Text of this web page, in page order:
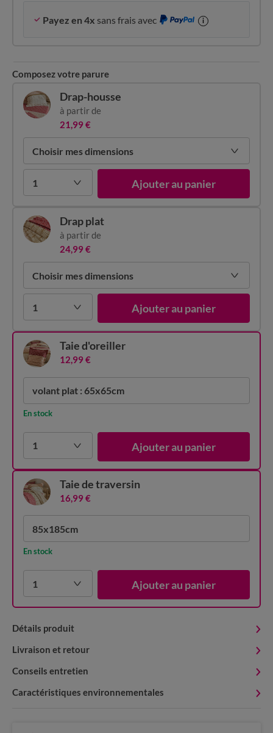
Payez en 4x sans frais avec i
Composez votre parure
Choisir mes dimensions
1 Ajouter au panier
Drap-housse
à partir de
21,99 €
Choisir mes dimensions
1 Ajouter au panier
Drap plat
à partir de
24,99 €
volant plat : 65x65cm
En stock
1 Ajouter au panier
Taie d'oreiller
12,99 €
85x185cm
En stock
1 Ajouter au panier
Taie de traversin
16,99 €
Détails produit
Livraison et retour
Conseils entretien
Caractéristiques environnementales